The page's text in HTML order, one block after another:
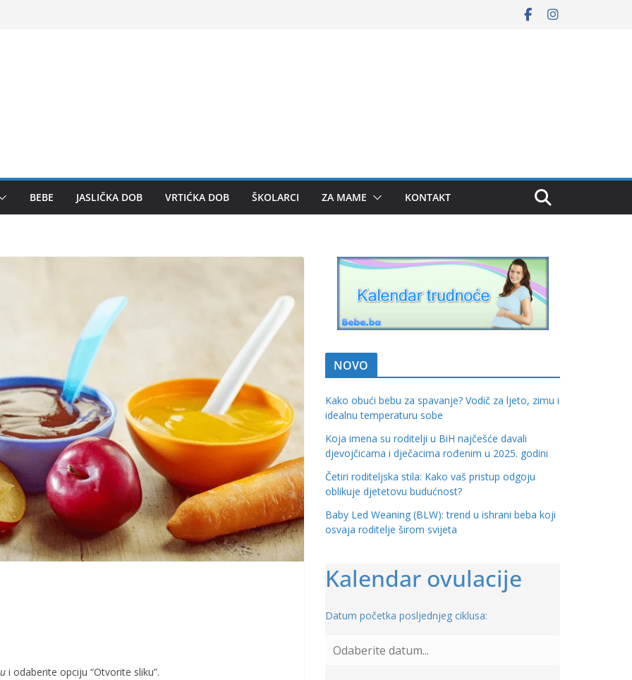
BEBE JASLIČKA DOB VRTIĆKA DOB ŠKOLARCI ZA MAME KONTAKT
i odaberite opciju “Otvorite sliku”.
NOVO
Kako obući bebu za spavanje? Vodič za ljeto, zimu i
idealnu temperaturu sobe
Koja imena su roditelji u BiH najčešće davali
djevojčicama i dječacima rođenim u 2025. godini
Četiri roditeljska stila: Kako vaš pristup odgoju
oblikuje djetetovu budućnost?
Baby Led Weaning (BLW): trend u ishrani beba koji
osvaja roditelje širom svijeta
Kalendar ovulacije
Datum početka posljednjeg ciklusa: